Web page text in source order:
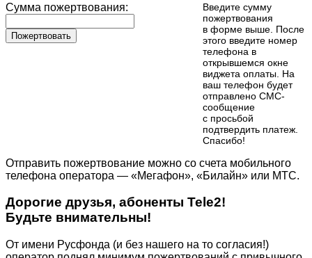
Сумма пожертвования:
Пожертвовать
Введите сумму
пожертвования
в форме выше. После
этого введите номер
телефона в
открывшемся окне
виджета оплаты. На
ваш телефон будет
отправлено СМС-
сообщение
с просьбой
подтвердить платеж.
Cпасибо!
Отправить пожертвование можно со счета мобильного
телефона оператора — «Мегафон», «Билайн» или МТС.
Дорогие друзья, абоненты Tele2!
Будьте внимательны!
От имени Русфонда (и без нашего на то согласия!)